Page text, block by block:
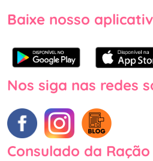
Baixe nosso
Nos siga nas redes
Consulado da Ração